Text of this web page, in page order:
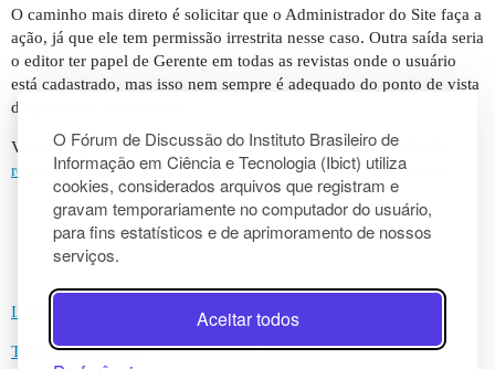
O Fórum de Discussão do Instituto Brasileiro de
Informação em Ciência e Tecnologia (Ibict) utiliza
cookies, considerados arquivos que registram e
gravam temporariamente no computador do usuário,
para fins estatísticos e de aprimoramento de nossos
serviços.
Aceitar todos
O caminho mais direto é solicitar que o Administrador do Site faça a
ação, já que ele tem permissão irrestrita nesse caso. Outra saída seria
o editor ter papel de Gerente em todas as revistas onde o usuário
está cadastrado, mas isso nem sempre é adequado do ponto de vista
da gestão de permissões.
Vale registrar que essa restrição não é novidade do OJS 3.5.
registros dessa regra no fórum do PKP desde versões anteriores.
Início Perguntas frequentes/diretrizes
Termos de Serviço Política de Privacidade